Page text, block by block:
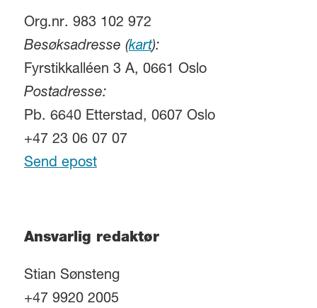
Org.nr. 983 102 972
Besøksadresse (kart):
Fyrstikkalléen 3 A, 0661 Oslo
Postadresse:
Pb. 6640 Etterstad, 0607 Oslo
+47 23 06 07 07
Send epost
Ansvarlig redaktør
Stian Sønsteng
+47 9920 2005